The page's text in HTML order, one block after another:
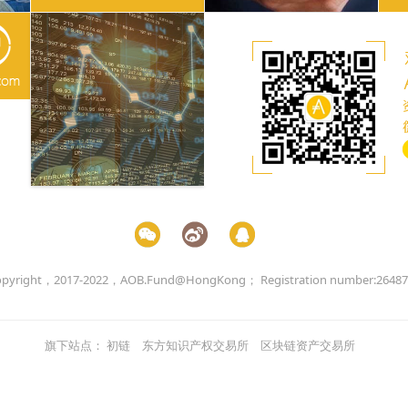
，2017-2022，AOB.Fund@HongKong； Registration
旗下站点： 初链 东方知识产权交易所 区块链资产交易所